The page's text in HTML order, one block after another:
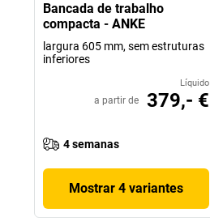
Bancada de trabalho
compacta - ANKE
largura 605 mm, sem estruturas
inferiores
Líquido
a partir de 379,- €
4 semanas
Mostrar 4 variantes